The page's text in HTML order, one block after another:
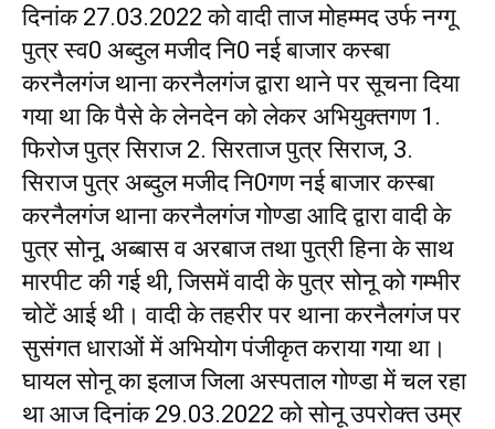
दिनांक 27.03.2022 को वादी ताज मोहम्मद उर्फ नग्गू
पुत्र स्व0 अब्दुल मजीद नि0 नई बाजार कस्बा
करनैलगंज थाना करनैलगंज द्वारा थाने पर सूचना दिया
गया था कि पैसे के लेनदेन को लेकर अभियुक्तगण 1.
फिरोज पुत्र सिराज 2. सिरताज पुत्र सिराज, 3.
सिराज पुत्र अब्दुल मजीद नि0गण नई बाजार कस्बा
करनैलगंज थाना करनैलगंज गोण्डा आदि द्वारा वादी के
पुत्र सोनू, अब्बास व अरबाज तथा पुत्री हिना के साथ
मारपीट की गई थी, जिसमें वादी के पुत्र सोनू को गम्भीर
चोटें आई थी। वादी के तहरीर पर थाना करनैलगंज पर
सुसंगत धाराओं में अभियोग पंजीकृत कराया गया था।
घायल सोनू का इलाज जिला अस्पताल गोण्डा में चल रहा
था आज दिनांक 29.03.2022 को सोनू उपरोक्त उम्र